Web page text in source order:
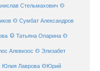
Стельмахович ©
© Сумбат Александров
© Татьяна Опарина ©
Алевизос © Элизабет
Лаврова ©Юрий